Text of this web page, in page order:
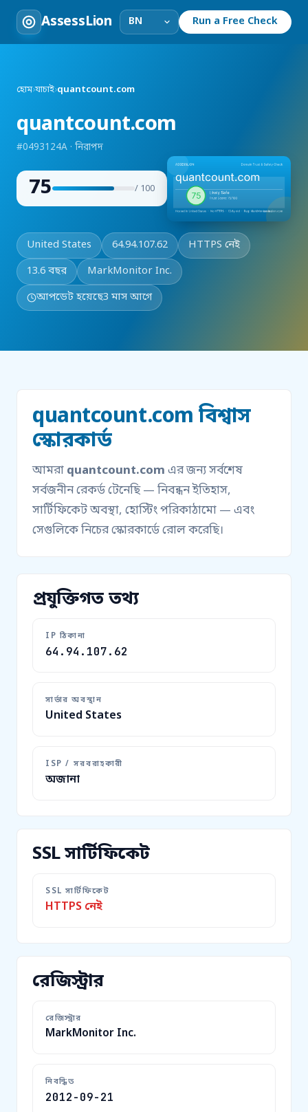
AssessLion Run a Free Check
হোম›যাচাই›quantcount.com
quantcount.com
#0493124A · নিরাপদ
75 / 100
United States 64.94.107.62
HTTPS নেই
13.6 বছর
MarkMonitor Inc.
আপডেট হয়েছে3 মাস আগে
quantcount.com বিশ্বাস
স্কোরকার্ড
আমরা quantcount.com এর জন্য সর্বশেষ
সর্বজনীন রেকর্ড টেনেছি — নিবন্ধন ইতিহাস,
সার্টিফিকেট অবস্থা, হোস্টিং পরিকাঠামো — এবং
সেগুলিকে নিচের স্কোরকার্ডে রোল করেছি।
প্রযুক্তিগত তথ্য
IP ঠিকানা
64.94.107.62
সার্ভার অবস্থান
United States
ISP / সরবরাহকারী
অজানা
SSL সার্টিফিকেট
SSL সার্টিফিকেট
HTTPS নেই
রেজিস্ট্রার
রেজিস্ট্রার
MarkMonitor Inc.
নিবন্ধিত
2012-09-21